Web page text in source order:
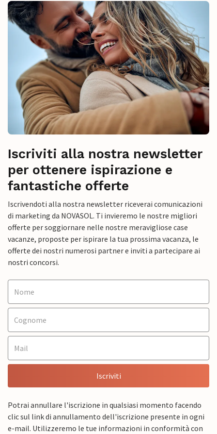
Iscriviti alla nostra newsletter
per ottenere ispirazione e
fantastiche offerte
Iscrivendoti alla nostra newsletter riceverai comunicazioni
di marketing da NOVASOL. Ti invieremo le nostre migliori
offerte per soggiornare nelle nostre meravigliose case
vacanze, proposte per ispirare la tua prossima vacanza, le
offerte dei nostri numerosi partner e inviti a partecipare ai
nostri concorsi.
Iscriviti
Potrai annullare l'iscrizione in qualsiasi momento facendo
clic sul link di annullamento dell'iscrizione presente in ogni
e-mail. Utilizzeremo le tue informazioni in conformità con